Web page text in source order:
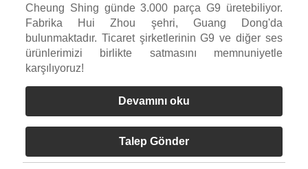
Cheung Shing günde 3.000 parça G9 üretebiliyor.
Fabrika Hui Zhou şehri, Guang Dong'da
bulunmaktadır. Ticaret şirketlerinin G9 ve diğer ses
ürünlerimizi birlikte satmasını memnuniyetle
karşılıyoruz!
Devamını oku
Talep Gönder